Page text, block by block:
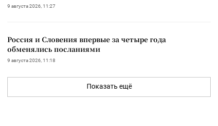
9 августа 2026, 11:27
Россия и Словения впервые за четыре года
обменялись посланиями
9 августа 2026, 11:18
Показать ещё